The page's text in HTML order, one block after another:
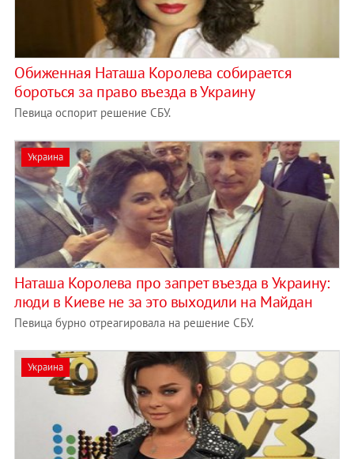
Обиженная Наташа Королева собирается
бороться за право въезда в Украину
Певица оспорит решение СБУ.
Украина
Наташа Королева про запрет въезда в Украину:
люди в Киеве не за это выходили на Майдан
Певица бурно отреагировала на решение СБУ.
Украина